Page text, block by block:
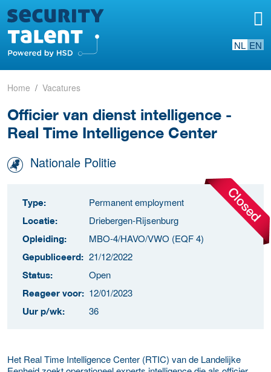
NL EN
Home Vacatures
Officier van dienst intelligence -
Real Time Intelligence Center
Nationale Politie
Type: Permanent employment
Locatie: Driebergen-Rijsenburg
Opleiding: MBO-4/HAVO/VWO (EQF 4)
Gepubliceerd: 21/12/2022
Status: Open
Reageer voor: 12/01/2023
Uur p/wk: 36
Het Real Time Intelligence Center (RTIC) van de Landelijke